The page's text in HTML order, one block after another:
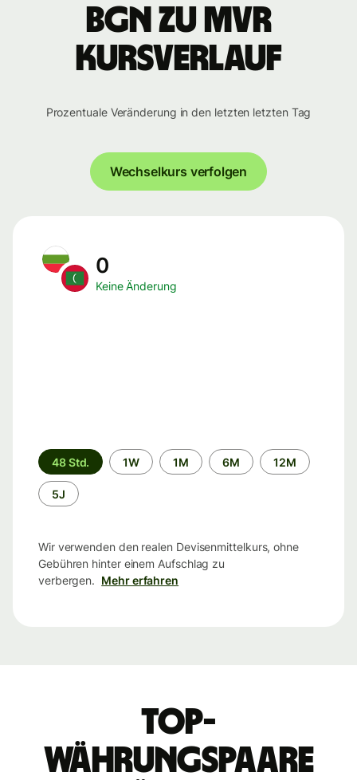
BGN zu MVR
Kursverlauf
Prozentuale Veränderung in den letzten letzten Tag
Wechselkurs verfolgen
0
Keine Änderung
Zeitraum
48 Std. 1W 1M 6M 12M
5J
Wir verwenden den realen Devisenmittelkurs, ohne
Gebühren hinter einem Aufschlag zu
verbergen. Mehr erfahren
Top-
Währungspaare